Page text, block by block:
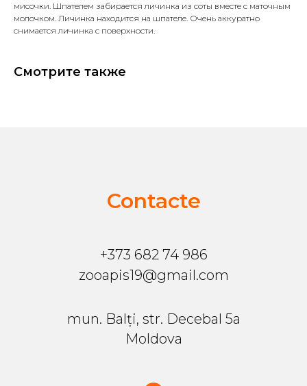
мисочки. Шпателем забирается личинка из соты вместе с маточным
молочком. Личинка находится на шпателе. Очень аккуратно
снимается личинка с поверхности.
Смотрите также
Contacte
+373 682 74 986
zooapis19@gmail.com
mun. Balți, str. Decebal 5a
Moldova